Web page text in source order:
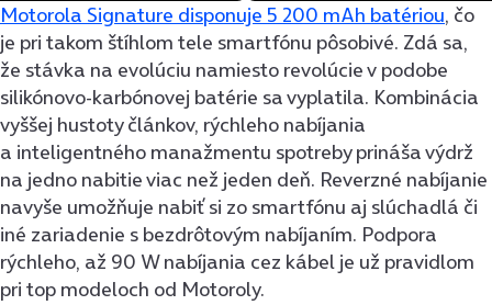
Motorola Signature disponuje 5 200 mAh batériou, čo
je pri takom štíhlom tele smartfónu pôsobivé. Zdá sa,
že stávka na evolúciu namiesto revolúcie v podobe
silikónovo-karbónovej batérie sa vyplatila. Kombinácia
vyššej hustoty článkov, rýchleho nabíjania
a inteligentného manažmentu spotreby prináša výdrž
na jedno nabitie viac než jeden deň. Reverzné nabíjanie
navyše umožňuje nabiť si zo smartfónu aj slúchadlá či
iné zariadenie s bezdrôtovým nabíjaním. Podpora
rýchleho, až 90 W nabíjania cez kábel je už pravidlom
pri top modeloch od Motoroly.